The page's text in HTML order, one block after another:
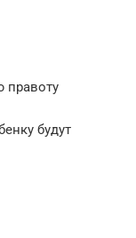
правоту
будут